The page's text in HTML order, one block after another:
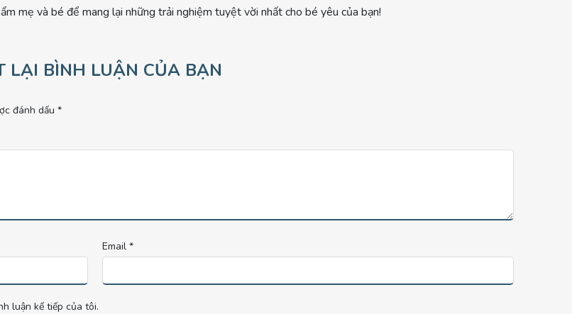
mẹ và bé để mang lại những trải nghiệm tuyệt vời nhất cho bé yêu của bạn!
LẠI BÌNH LUẬN CỦA BẠN
đánh dấu *
Email *
luận kế tiếp của tôi.